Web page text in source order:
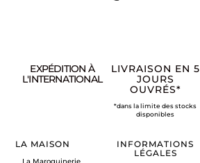
EXPÉDITION À
L'INTERNATIONAL
LIVRAISON EN 5
JOURS
OUVRÉS*
*dans la limite des stocks
disponibles
LA MAISON
La Maroquinerie
INFORMATIONS
LÉGALES